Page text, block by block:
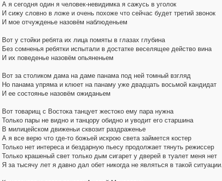
А я сегодня один я человек-невидимка я сажусь в уголок
И сижу словно в ложе и очень похоже что сейчас будет третий звонок
И мое отчужденье назовём наблюденьем
Вот у стойки ребята их лица помяты в глазах глубина
Без сомненья ребятки испытали в достатке веселящее действо вина
И их поведенье назовём опьяненьем
Вот за столиком дама на даме панама под ней томный взгляд
Но панама упряма и клюет на панаму уже двадцать восьмой кандидат
И ее состоянье назовём ожиданьем
Вот товарищ с Востока танцует жестоко ему пара нужна
Только пары не видно и танцору обидно и уводит его старшина
В милицейском движеньи сквозит раздраженье
А я все верю что где-то божьей искрою света займется костер
Только нет интереса и бездарную пьесу продолжает тянуть режиссер
Только крашеный свет только дым сигарет у дверей в туалет меня нет
Я за тысячу лет я давно дал обет никогда не являться в такой